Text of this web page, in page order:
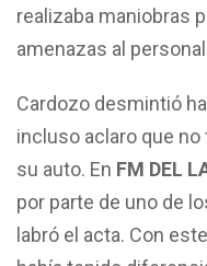
realizaba maniobras
amenazas al
Cardozo desmintió
incluso aclaro que
su auto. En FM DEL
por parte de uno de
labró el acta. Con